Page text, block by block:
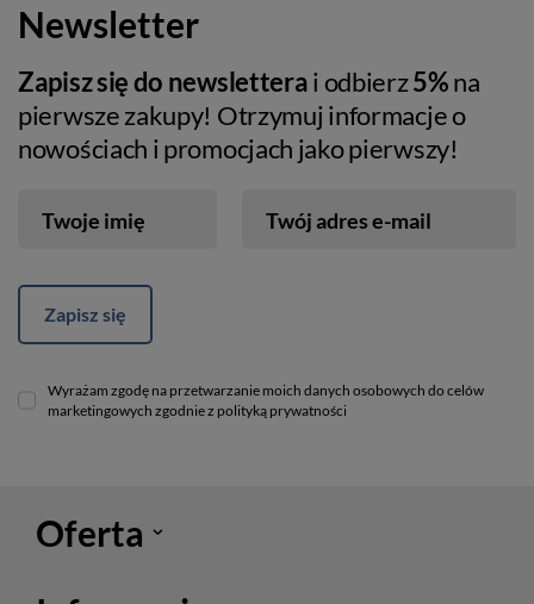
Newsletter
Zapisz się do newsletterai odbierz5%na
pierwsze zakupy! Otrzymuj informacje o
nowościach i promocjach jako pierwszy!
Twoje imię Twój adres e-mail
Zapisz się
Wyrażam zgodę na przetwarzanie moich danych osobowych do celów
marketingowych zgodnie z polityką prywatności
Oferta